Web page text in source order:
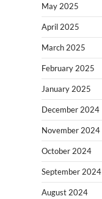
May 2025
April 2025
March 2025
February 2025
January 2025
December 2024
November 2024
October 2024
September 2024
August 2024